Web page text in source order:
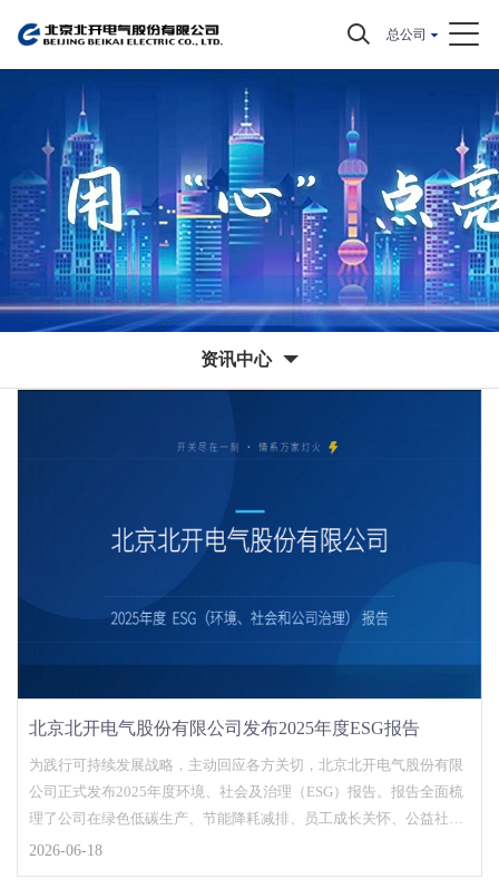
总公司
资讯中心
北京北开电气股份有限公司发布2025年度ESG报告
为践行可持续发展战略，主动回应各方关切，北京北开电气股份有限
公司正式发布2025年度环境、社会及治理（ESG）报告。报告全面梳
理了公司在绿色低碳生产、节能降耗减排、员工成长关怀、公益社会
责任、合规内控治理等实践落地情况，主动向社会各界披露可持续建
设进展，践行国有企业责任担当。 未来公司将持续践行绿色发展理
2026-06-18